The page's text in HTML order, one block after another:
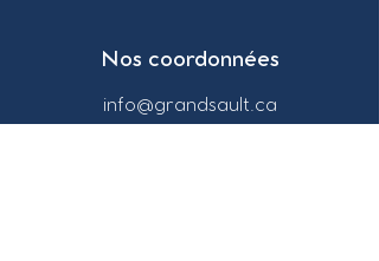
Nos coordonnées
info@grandsault.ca